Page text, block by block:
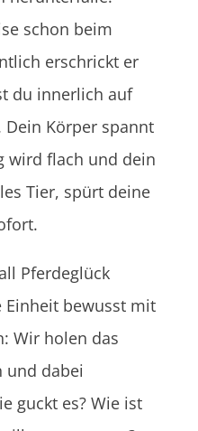
schon beim
erschrickt er
du innerlich auf
Körper spannt
wird flach und dein
Tier, spürt deine
Pferdeglück
bewusst mit
Wir holen das
und dabei
guckt es? Wie ist